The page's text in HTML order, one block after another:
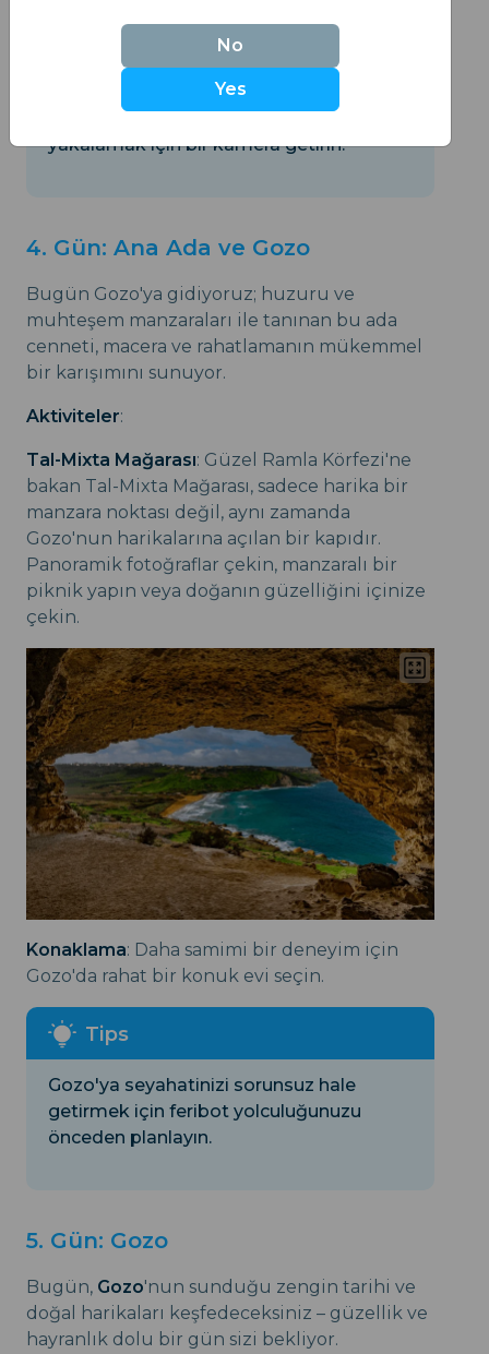
Muhteşem manzaraları ve tarihi mimariyi
yakalamak için bir kamera getirin.
4. Gün: Ana Ada ve Gozo
Bugün Gozo'ya gidiyoruz; huzuru ve
muhteşem manzaraları ile tanınan bu ada
cenneti, macera ve rahatlamanın mükemmel
bir karışımını sunuyor.
Aktiviteler:
Tal-Mixta Mağarası: Güzel Ramla Körfezi'ne
bakan Tal-Mixta Mağarası, sadece harika bir
manzara noktası değil, aynı zamanda
Gozo'nun harikalarına açılan bir kapıdır.
Panoramik fotoğraflar çekin, manzaralı bir
piknik yapın veya doğanın güzelliğini içinize
çekin.
Konaklama: Daha samimi bir deneyim için
Gozo'da rahat bir konuk evi seçin.
Gozo'ya seyahatinizi sorunsuz hale
getirmek için feribot yolculuğunuzu
önceden planlayın.
5. Gün: Gozo
Bugün, Gozo'nun sunduğu zengin tarihi ve
doğal harikaları keşfedeceksiniz – güzellik ve
hayranlık dolu bir gün sizi bekliyor.
No
Yes